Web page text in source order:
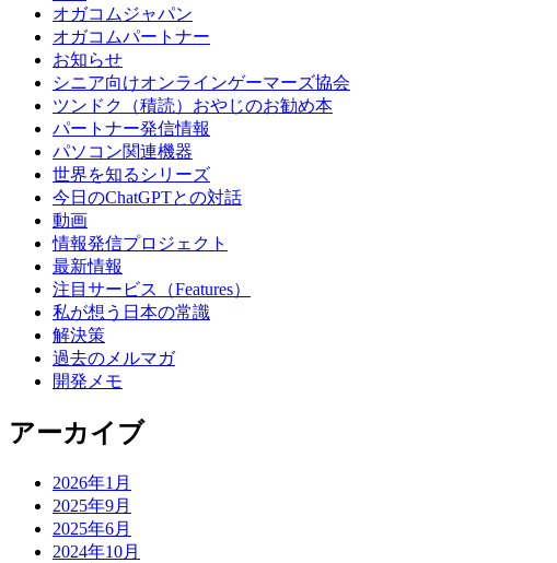
オガコムジャパン
オガコムパートナー
お知らせ
シニア向けオンラインゲーマーズ協会
ツンドク（積読）おやじのお勧め本
パートナー発信情報
パソコン関連機器
世界を知るシリーズ
今日のChatGPTとの対話
動画
情報発信プロジェクト
最新情報
注目サービス（Features）
私が想う日本の常識
解決策
過去のメルマガ
開発メモ
アーカイブ
2026年1月
2025年9月
2025年6月
2024年10月